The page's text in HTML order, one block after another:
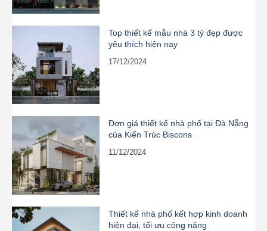
Top thiết kế mẫu nhà 3 tỷ đẹp được
yêu thích hiện nay
17/12/2024
Đơn giá thiết kế nhà phố tại Đà Nẵng
của Kiến Trúc Biscons
11/12/2024
Thiết kế nhà phố kết hợp kinh doanh
hiện đại, tối ưu công năng